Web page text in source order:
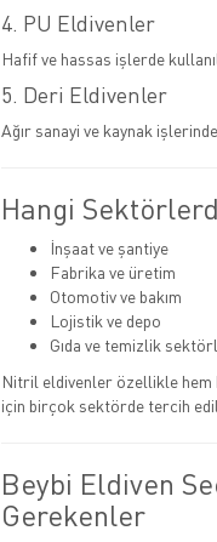
4. PU Eldivenler
Hafif ve hassas işlerde
5. Deri Eldivenler
Ağır sanayi ve kaynak
Hangi
İnşaat ve şantiye
Fabrika ve üretim
Otomotiv ve bakım
Lojistik ve depo
Gıda ve temizlik
Nitril eldivenler özellikle hem
için birçok sektörde tercih
Beybi Eldiven
Gerekenler